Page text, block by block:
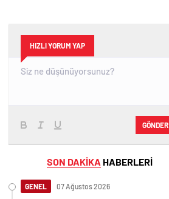
HIZLI YORUM YAP
GÖNDER
SON DAKİKA HABERLERİ
GENEL 07 Ağustos 2026